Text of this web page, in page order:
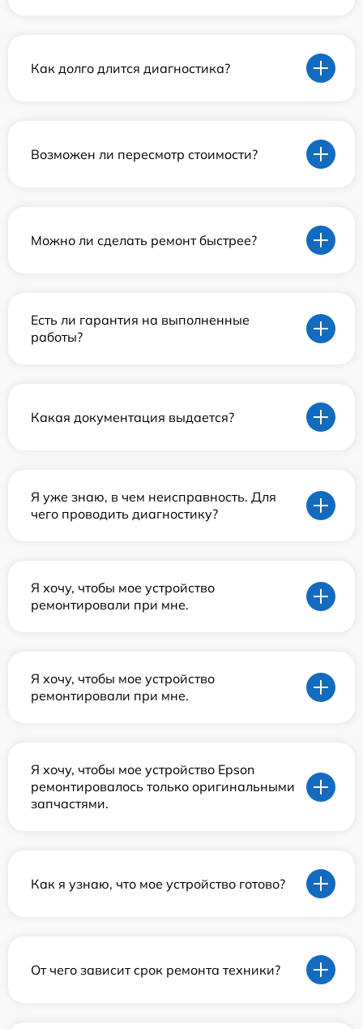
Как долго длится диагностика?
Возможен ли пересмотр стоимости?
Можно ли сделать ремонт быстрее?
Есть ли гарантия на выполненные
работы?
Какая документация выдается?
Я уже знаю, в чем неисправность. Для
чего проводить диагностику?
Я хочу, чтобы мое устройство
ремонтировали при мне.
Я хочу, чтобы мое устройство
ремонтировали при мне.
Я хочу, чтобы мое устройство Epson
ремонтировалось только оригинальными
запчастями.
Как я узнаю, что мое устройство готово?
От чего зависит срок ремонта техники?